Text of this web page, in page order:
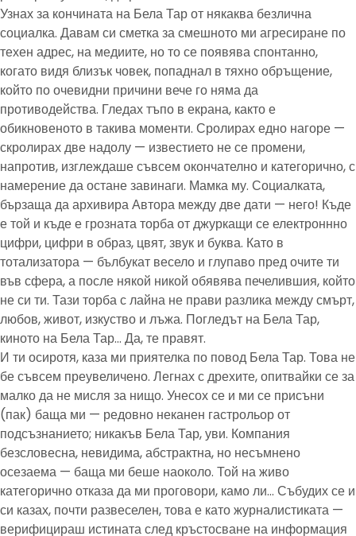
Узнах за кончината на Бела Тар от някаква безлична
социалка. Давам си сметка за смешното ми агресиране по
техен адрес, на медиите, но то се появява спонтанно,
когато видя близък човек, попаднал в тяхно обръщение,
който по очевидни причини вече го няма да
противодейства. Гледах тъпо в екрана, както е
обикновеното в такива моменти. Сролирах едно нагоре —
скролирах две надолу — известието не се промени,
напротив, изглеждаше съвсем окончателно и категорично, с
намерение да остане завинаги. Мамка му. Социалката,
бързаща да архивира Автора между две дати — него! Къде
е той и къде е грозната торба от джуркащи се електроннно
цифри, цифри в образ, цвят, звук и буква. Като в
тотализатора — бълбукат весело и глупаво пред очите ти
във сфера, а после някой никой обявява печелившия, който
не си ти. Тази торба с лайна не прави разлика между смърт,
любов, живот, изкуство и лъжа. Погледът на Бела Тар,
киното на Бела Тар… Да, те правят.
И ти осиротя, каза ми приятелка по повод Бела Тар. Това не
бе съвсем преувеличено. Легнах с дрехите, опитвайки се за
малко да не мисля за нищо. Унесох се и ми се присъни
(пак) баща ми — редовно неканен гастрольор от
подсъзнанието; никакъв Бела Тар, уви. Компания
безсловесна, невидима, абстрактна, но несъмнено
осезаема — баща ми беше наоколо. Той на живо
категорично отказа да ми проговори, камо ли… Събудих се и
си казах, почти развеселен, това е като журналистиката —
верифицираш истината след кръстосване на информация